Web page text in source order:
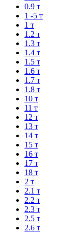
0.9 т
1 -5 т
1 т
1.2 т
1.3 т
1.4 т
1.5 т
1.6 т
1.7 т
1.8 т
10 т
11 т
12 т
13 т
14 т
15 т
16 т
17 т
18 т
2 т
2.1 т
2.2 т
2.3 т
2.5 т
2.6 т